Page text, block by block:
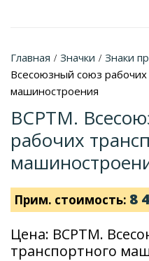
Главная / Значки / Знаки
Всесоюзный союз рабочих
машиностроения
ВСРТМ.
рабочих
Прим. стоимость: 8
Цена: ВСРТМ.
транспортного